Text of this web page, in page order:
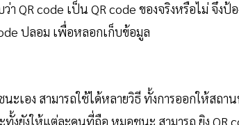
า QR code เป็น QR code ของจริงหรือไม่ จึง
ปลอม เพื่อหลอกเก็บข้อมูล
ะเอง สามารถใช้ได้หลายวิธี ทั้งการออกให้สถ
งยังให้แต่ละคนที่ถือ หมอชนะ สามารถ ยิง QR